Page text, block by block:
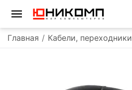
Главная / Кабели, переходники